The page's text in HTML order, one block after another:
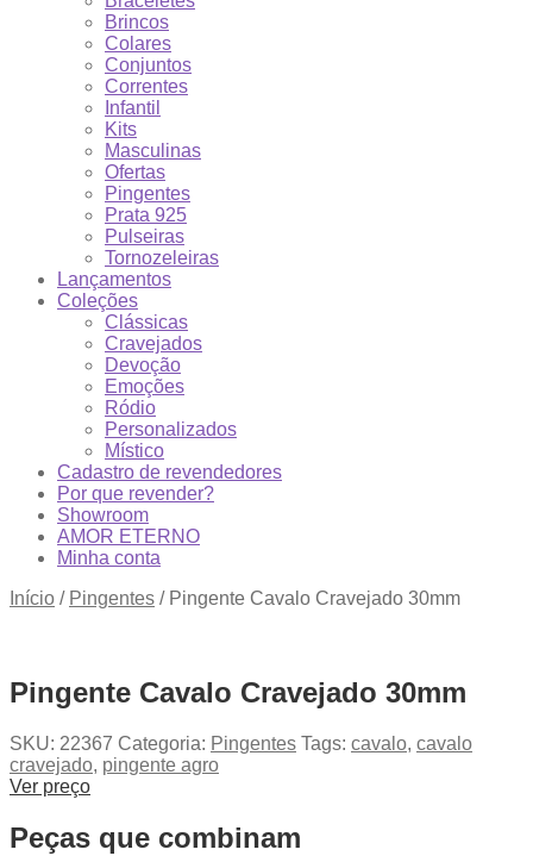
Brincos
Colares
Conjuntos
Correntes
Infantil
Kits
Masculinas
Ofertas
Pingentes
Prata 925
Pulseiras
Tornozeleiras
Lançamentos
Coleções
Clássicas
Cravejados
Devoção
Emoções
Ródio
Personalizados
Místico
Cadastro de revendedores
Por que revender?
Showroom
AMOR ETERNO
Minha conta
Início / Pingentes / Pingente Cavalo Cravejado 30mm
Pingente Cavalo Cravejado 30mm
SKU: 22367 Categoria: Pingentes Tags: cavalo, cavalo
cravejado, pingente agro
Ver preço
Peças que combinam